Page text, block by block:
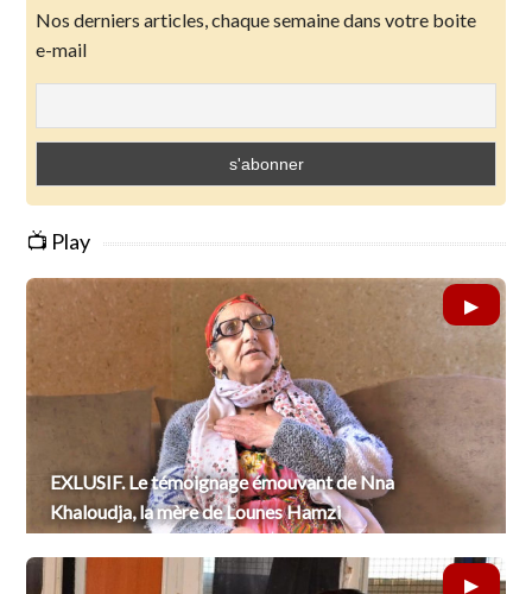
Nos derniers articles, chaque semaine dans votre boite
e-mail
📺 Play
EXLUSIF. Le témoignage émouvant de Nna
Khaloudja, la mère de Lounes Hamzi